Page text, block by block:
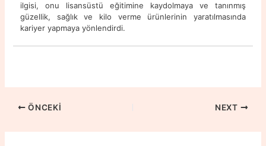
ilgisi, onu lisansüstü eğitimine kaydolmaya ve tanınmış
güzellik, sağlık ve kilo verme ürünlerinin yaratılmasında
kariyer yapmaya yönlendirdi.
ÖNCEKI NEXT